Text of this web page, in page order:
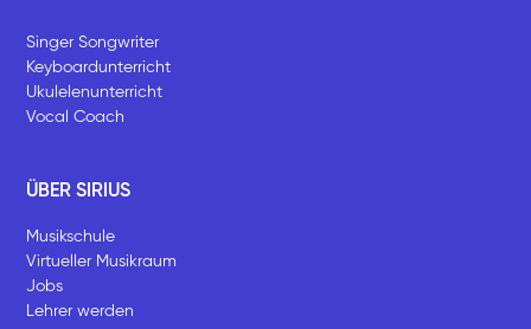
Singer Songwriter
Keyboardunterricht
Ukulelenunterricht
Vocal Coach
ÜBER SIRIUS
Musikschule
Virtueller Musikraum
Jobs
Lehrer werden